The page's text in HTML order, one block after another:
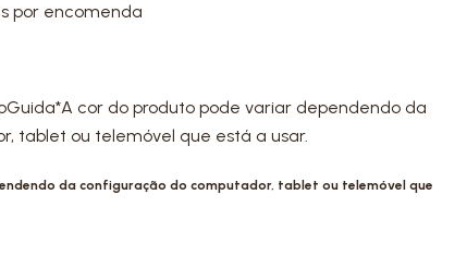
por encomenda
cor do produto pode variar dependendo da
tablet ou telemóvel que está a usar.
da configuração do computador, tablet ou telemóvel que